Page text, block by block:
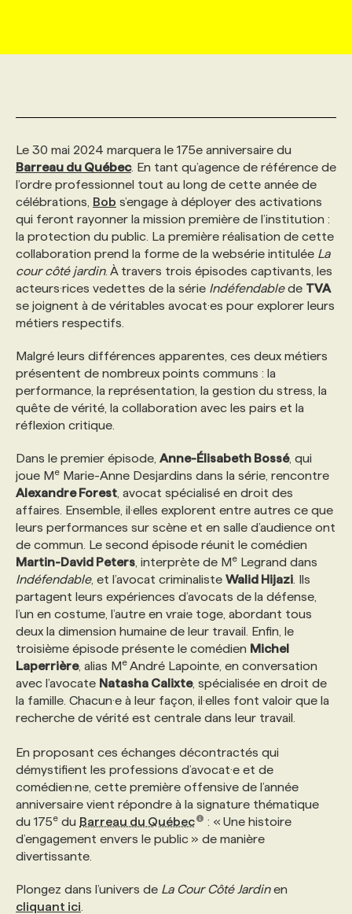
PRIX ET DISTINCTIONS
TENDANCES
GEO/SEO
ÉVÉNEMENTIEL
NOS AUTEUR‧RICES
FAQ
ANNONCEZ AVEC NOUS
FORMATIONS PERSONNALISÉES
NOS FORMATEUR‧RICES
POURQUOI CHOISIR NOS FORMATIONS
PROGRAMMES DE SUBVENTIONS
ANNONCEZ AVEC NOUS
NOS TARIFS
NOS EXPERTISES
FAQ
Le 30 mai 2024 marquera le 175e anniversaire du
Barreau du Québec. En tant qu’agence de référence de
l’ordre professionnel tout au long de cette année de
célébrations, Bob s’engage à déployer des activations
qui feront rayonner la mission première de l’institution :
la protection du public. La première réalisation de cette
collaboration prend la forme de la websérie intitulée La
cour côté jardin. À travers trois épisodes captivants, les
acteurs·rices vedettes de la série Indéfendablede TVA
se joignent à de véritables avocat·es pour explorer leurs
métiers respectifs.
Malgré leurs différences apparentes, ces deux métiers
présentent de nombreux points communs : la
performance, la représentation, la gestion du stress, la
quête de vérité, la collaboration avec les pairs et la
réflexion critique.
Dans le premier épisode, Anne-Élisabeth Bossé, qui
joue Me Marie-Anne Desjardins dans la série, rencontre
Alexandre Forest , avocat spécialisé en droit des
affaires. Ensemble, il·elles explorent entre autres ce que
leurs performances sur scène et en salle d’audience ont
de commun. Le second épisode réunit le comédien
Martin-David Peters , interprète de Me Legrand dans
Indéfendable, et l’avocat criminaliste Walid Hijazi . Ils
partagent leurs expériences d’avocats de la défense,
l’un en costume, l’autre en vraie toge, abordant tous
deux la dimension humaine de leur travail. Enfin, le
troisième épisode présente le comédien Michel
Laperrière, alias Me André Lapointe, en conversation
avec l’avocate Natasha Calixte, spécialisée en droit de
la famille. Chacun·e à leur façon, il·elles font valoir que la
recherche de vérité est centrale dans leur travail.
En proposant ces échanges décontractés qui
démystifient les professions d’avocat·e et de
comédien·ne, cette première offensive de l’année
anniversaire vient répondre à la signature thématique
du 175e du Barreau du Québec
: « Une histoire
d’engagement envers le public » de manière
divertissante.
Plongez dans l’univers de La Cour Côté Jardinen
cliquant ici